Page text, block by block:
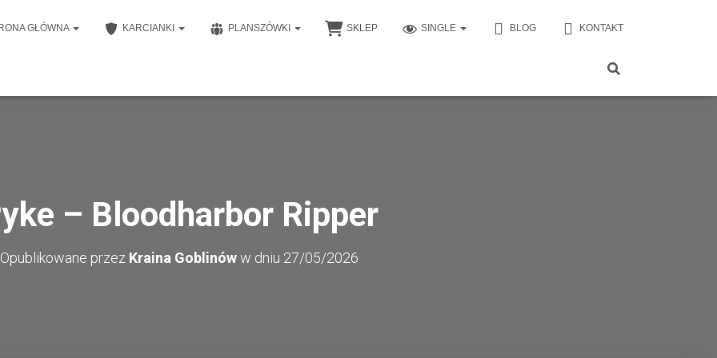
GŁÓWNA KARCIANKI PLANSZÓWKI SKLEP SINGLE BLOG KONTAKT
– Bloodharbor Ripper
Opublikowane przez Kraina Goblinóww dniu 27/05/2026